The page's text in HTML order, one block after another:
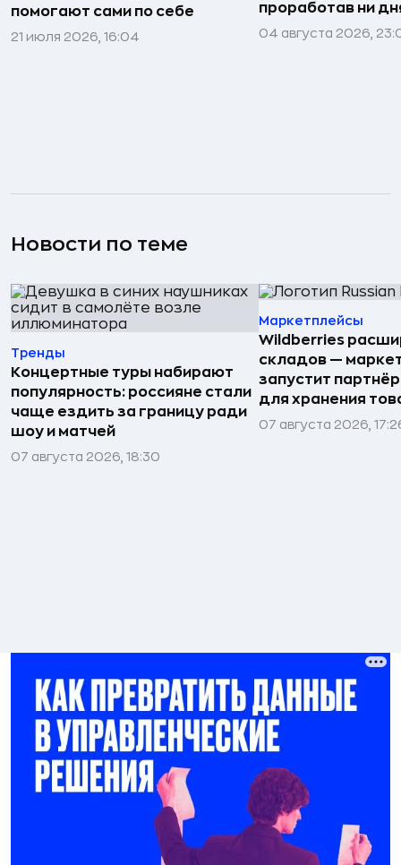
помогают сами по себе
21 июля 2026, 16:04
проработав ни
04 августа 2026,
Новости по теме
Тренды
Концертные туры набирают
популярность: россияне стали
чаще ездить за границу ради
шоу и матчей
07 августа 2026, 18:30
Маркетплейсы
Wildberries
складов —
запустит
для хранения
07 августа 2026,